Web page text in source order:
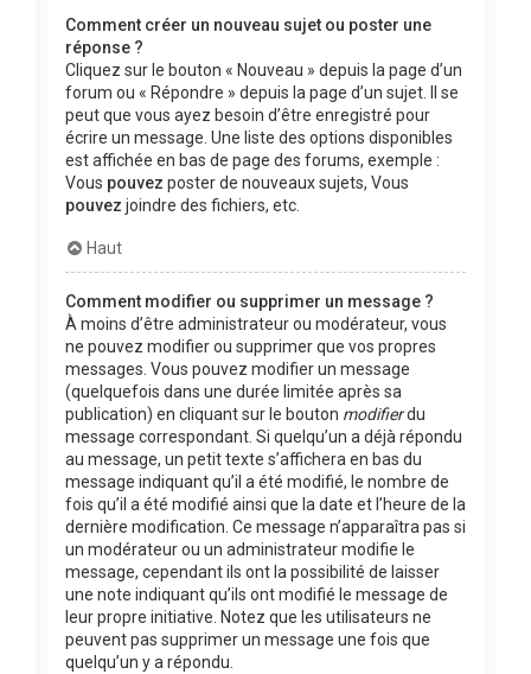
Comment créer un nouveau sujet ou poster une
réponse ?
Cliquez sur le bouton « Nouveau » depuis la page d’un
forum ou « Répondre » depuis la page d’un sujet. Il se
peut que vous ayez besoin d’être enregistré pour
écrire un message. Une liste des options disponibles
est affichée en bas de page des forums, exemple :
Vous pouvez poster de nouveaux sujets, Vous
pouvez joindre des fichiers, etc.
Haut
Comment modifier ou supprimer un message ?
À moins d’être administrateur ou modérateur, vous
ne pouvez modifier ou supprimer que vos propres
messages. Vous pouvez modifier un message
(quelquefois dans une durée limitée après sa
publication) en cliquant sur le bouton modifierdu
message correspondant. Si quelqu’un a déjà répondu
au message, un petit texte s’affichera en bas du
message indiquant qu’il a été modifié, le nombre de
fois qu’il a été modifié ainsi que la date et l’heure de la
dernière modification. Ce message n’apparaîtra pas si
un modérateur ou un administrateur modifie le
message, cependant ils ont la possibilité de laisser
une note indiquant qu’ils ont modifié le message de
leur propre initiative. Notez que les utilisateurs ne
peuvent pas supprimer un message une fois que
quelqu’un y a répondu.